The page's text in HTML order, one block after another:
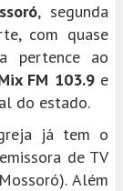
, segunda
com quase
pertence ao
FM 103.9 e
do estado.
já tem o
de TV
Além